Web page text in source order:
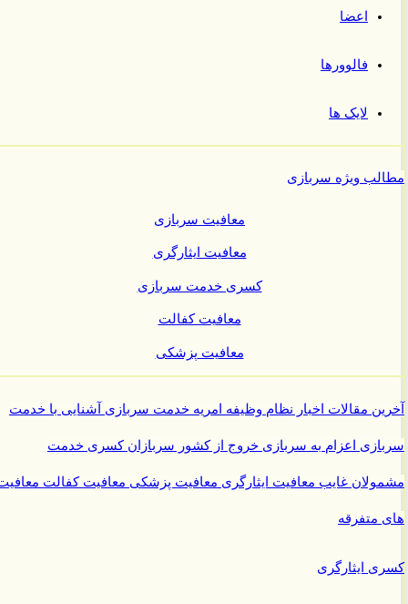
اعضا
فالوورها
لایک ها
ویژه سربازی
معافیت سربازی
معافیت ایثارگری
کسری خدمت سربازی
معافیت کفالت
معافیت پزشکی
مقالاتاخبار نظام وظیفهامریهخدمت سربازیآشنایی با خدمت
اعزام به سربازیخروج از کشور سربازانکسری خدمت
غایبمعافیت ایثارگریمعافیت پزشکیمعافیت کفالتمعافیت
متفرقه
ایثارگری